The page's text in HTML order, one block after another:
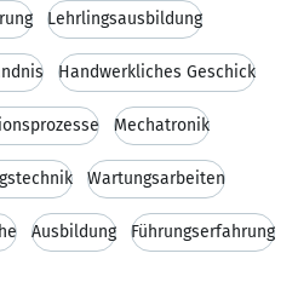
Lehrlingsausbildung
Handwerkliches Geschick
Mechatronik
Wartungsarbeiten
Ausbildung Führungserfahrung